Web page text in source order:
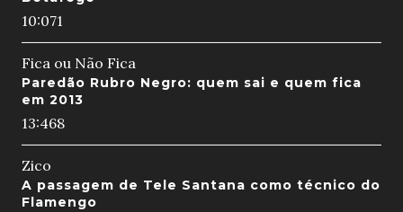
10:071
Fica ou Não Fica
Paredão Rubro Negro: quem sai e quem fica
em 2013
13:468
Zico
A passagem de Tele Santana como técnico do
Flamengo